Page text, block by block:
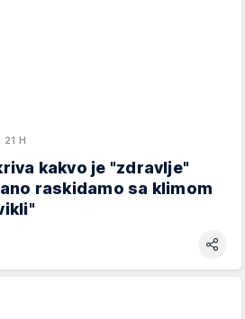
21 H
kakvo je "zdravlje"
raskidamo sa klimom